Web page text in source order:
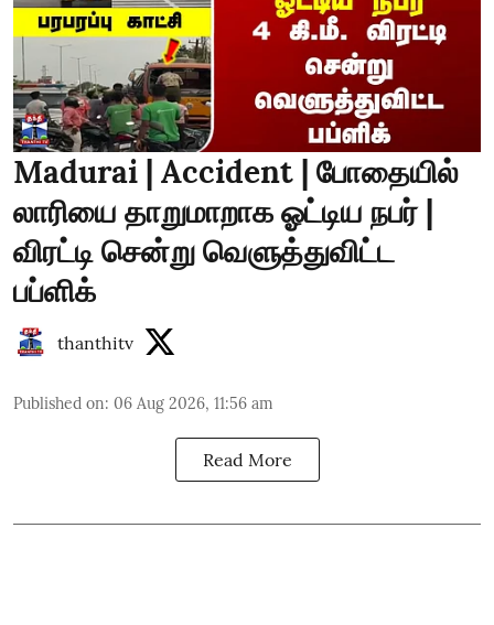
Madurai | Accident | போதையில்
லாரியை தாறுமாறாக ஓட்டிய நபர் |
விரட்டி சென்று வெளுத்துவிட்ட
பப்ளிக்
thanthitv
Published on: 06 Aug 2026, 11:56 am
Read More